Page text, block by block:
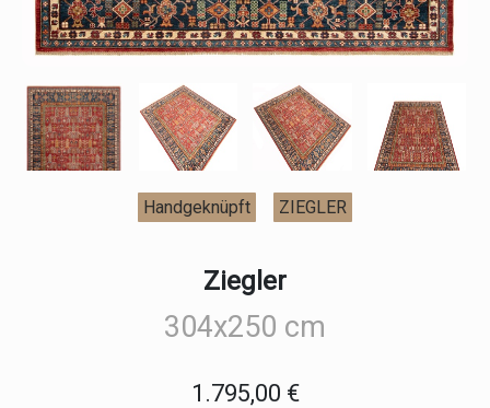
Handgeknüpft ZIEGLER
Ziegler
304x250 cm
1.795,00 €